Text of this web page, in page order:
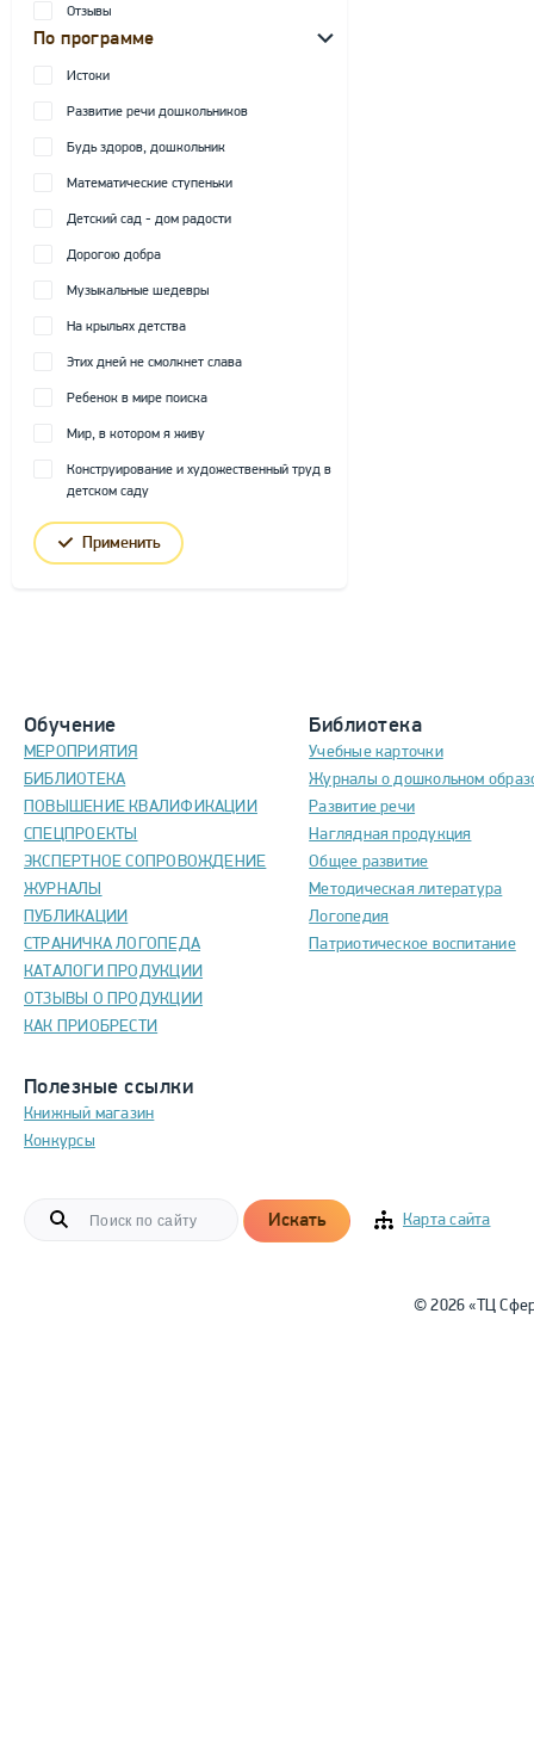
Отзывы
По программе
Истоки
Развитие речи дошкольников
Будь здоров, дошкольник
Математические ступеньки
Детский сад - дом радости
Дорогою добра
Музыкальные шедевры
На крыльях детства
Этих дней не смолкнет слава
Ребенок в мире поиска
Мир, в котором я живу
Конструирование и художественный труд в
детском саду
Применить
Обучение
МЕРОПРИЯТИЯ
БИБЛИОТЕКА
ПОВЫШЕНИЕ КВАЛИФИКАЦИИ
СПЕЦПРОЕКТЫ
ЭКСПЕРТНОЕ СОПРОВОЖДЕНИЕ
ЖУРНАЛЫ
ПУБЛИКАЦИИ
СТРАНИЧКА ЛОГОПЕДА
КАТАЛОГИ ПРОДУКЦИИ
ОТЗЫВЫ О ПРОДУКЦИИ
КАК ПРИОБРЕСТИ
Полезные ссылки
Книжный магазин
Конкурсы
Библиотека
Учебные карточки
Журналы о дошкольном
Развитие речи
Наглядная продукция
Общее развитие
Методическая литература
Логопедия
Патриотическое воспитание
Искать Карта сайта
© 2026 «ТЦ